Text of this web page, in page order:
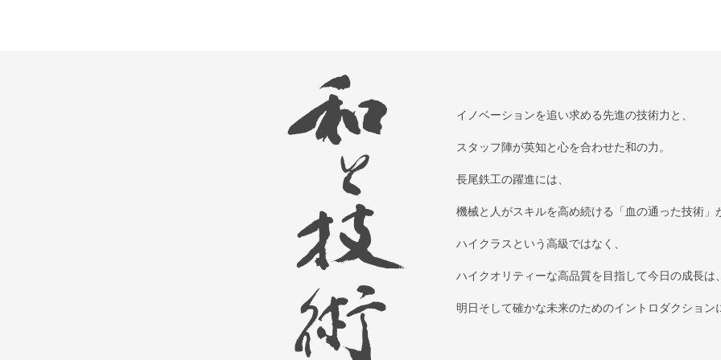
イノベーションを追い求める先進の技術力と、
スタッフ陣が英知と心を合わせた和の力。
長尾鉄工の躍進には、
機械と人がスキルを高め続ける 「血の通った技術」
ハイクラスという高級ではなく、
ハイクオリティーな高品質を目指して今日の成長は、
明日そして確かな未来のためのイントロダクション